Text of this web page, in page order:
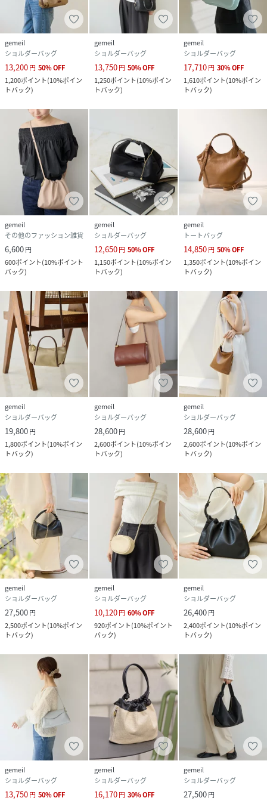
・弱撥水加工は経年によって効果は薄れてまいります。
・本革を使用した製品のためシワ感のある部分や、キズがあ
る部分と、生活によって生まれたその個体ならではの個性が
ございます。
・革個性や革の表情はお選びいただく事ができません。予め
天然素材であることをご了承の上お買い求め頂くようお願い
いたします。
・また水濡れや摩擦により色落ちや洋服への色移りが発生す
る可能性がございます。
・金具部分に関して、保管環境や使用状況により変色などが
起こる場合がございます。
性別タイプ レディース
原産国
素材 ナイロン/牛革/裏地,綿
サイズ FREE
品番
RV4394_DRZ1061522A0001
DRZ1061522A0001-4-1 RV4394
gemeil
ショルダーバッグ
13,200円 50%OFF
1,200ポイント(10%ポイン
トバック)
gemeil
ショルダーバッグ
13,750円 50%OFF
1,250ポイント(10%ポイン
トバック)
gemeil
ショルダーバッグ
17,710円 30%OFF
1,610ポイント(10%ポイン
トバック)
gemeil
その他のファッション雑貨
6,600円
600ポイント(10%ポイント
バック)
gemeil
ショルダーバッグ
12,650円 50%OFF
1,150ポイント(10%ポイン
トバック)
gemeil
トートバッグ
14,850円 50%OFF
1,350ポイント(10%ポイン
トバック)
gemeil
ショルダーバッグ
19,800円
1,800ポイント(10%ポイン
トバック)
gemeil
ショルダーバッグ
28,600円
2,600ポイント(10%ポイン
トバック)
gemeil
ショルダーバッグ
28,600円
2,600ポイント(10%ポイン
トバック)
gemeil
ショルダーバッグ
27,500円
2,500ポイント(10%ポイン
トバック)
gemeil
ショルダーバッグ
10,120円 60%OFF
920ポイント(10%ポイント
バック)
gemeil
ショルダーバッグ
26,400円
2,400ポイント(10%ポイン
トバック)
gemeil
ショルダーバッグ
13,750円 50%OFF
gemeil
ショルダーバッグ
16,170円 30%OFF
gemeil
ショルダーバッグ
27,500円